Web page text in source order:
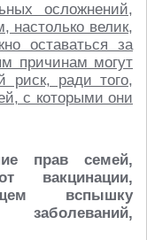
осложнений,
велик,
оставаться за
причинам могут
риск, ради того,
с которыми они
прав семей,
вакцинации,
вспышку